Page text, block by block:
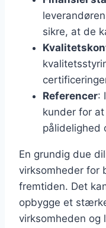
sikre, at de
Referencer:
kunder for
pålidelighed
En grundig due
virksomheder for
fremtiden. Det
opbygge et
virksomheden og